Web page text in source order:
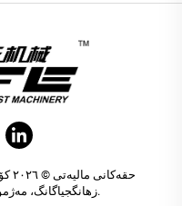
زهانگجیاگانگ، مەژموعە. هەموو حقەکان پارێزراون.